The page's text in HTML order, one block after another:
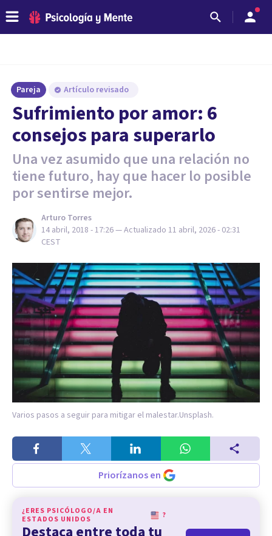
Pareja Artículo revisado
Sufrimiento por amor: 6
consejos para superarlo
Una vez asumido que una relación no
tiene futuro, hay que hacer lo posible
por sentirse mejor.
Arturo Torres
14 abril, 2018 - 17:26— Actualizado 11 abril, 2026 - 02:31
CEST
Varios pasos a seguir para mitigar el malestar.Unsplash.
Priorízanos en
¿ERES PSICÓLOGO/A EN
ESTADOS UNIDOS
?